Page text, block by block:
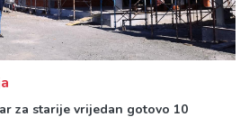
za starije vrijedan gotovo 10